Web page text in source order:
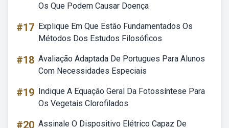
Os Que Podem Causar Doença
#17 Explique Em Que Estão Fundamentados Os
Métodos Dos Estudos Filosóficos
#18 Avaliação Adaptada De Portugues Para Alunos
Com Necessidades Especiais
#19 Indique A Equação Geral Da Fotossíntese Para
Os Vegetais Clorofilados
#20 Assinale O Dispositivo Elétrico Capaz De